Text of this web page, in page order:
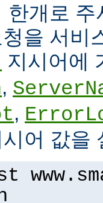
한개로
을 서비
지시어에
,
,
시어 값을